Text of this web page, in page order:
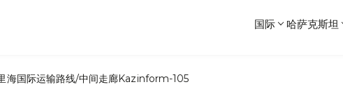
国际 哈萨克斯坦
海国际运输路线/中间走廊Kazinform-105